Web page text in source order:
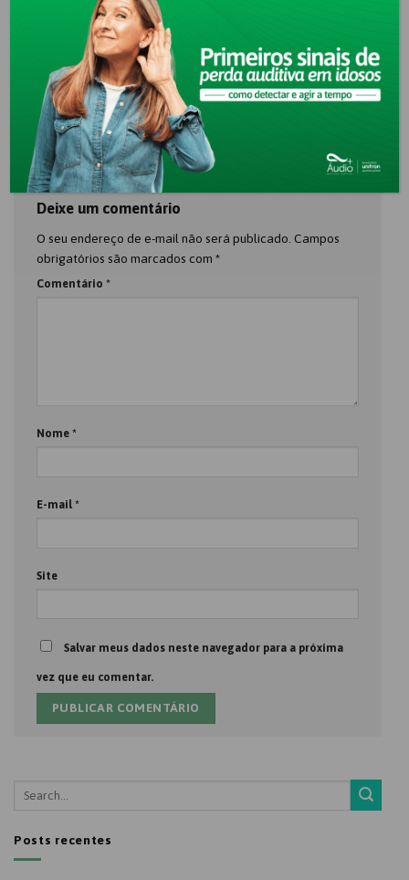
Quando a audição encontra a
tecnologia: como aparelhos
auditivos modernos transformam
experiências digitais
Os avanços tecnológicos nos
aparelhos auditivos e o que a
Deixe um comentário
O seu endereço de e-mail não será publicado. Campos
obrigatórios são marcados com *
Comentário *
Nome *
E-mail *
Site
Salvar meus dados neste navegador para a próxima
vez que eu comentar.
Posts recentes